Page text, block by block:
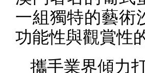
一組獨特的藝術
功能性與觀賞性
攜手業界傾力